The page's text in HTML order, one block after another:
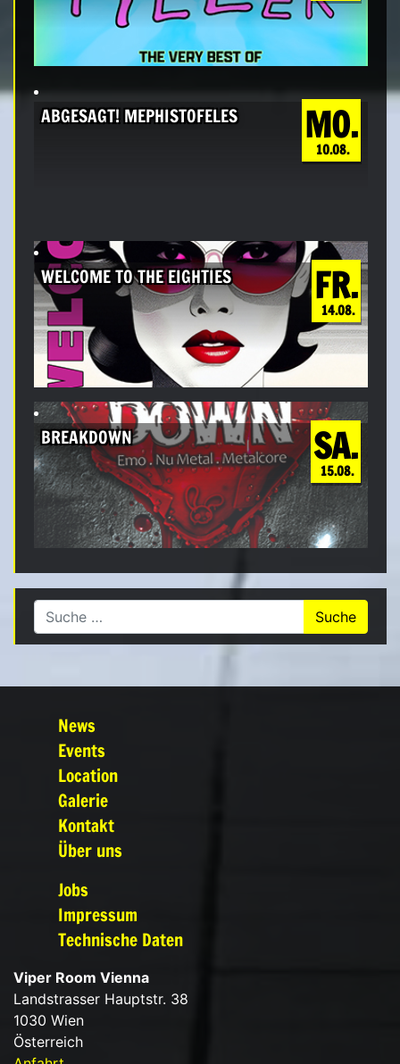
MO.
10.08.
ABGESAGT! MEPHISTOFELES
FR.
14.08.
WELCOME TO THE EIGHTIES
SA.
15.08.
BREAKDOWN
Suche nach:
News
Events
Location
Galerie
Kontakt
Über uns
Jobs
Impressum
Technische Daten
Viper Room Vienna
Landstrasser Hauptstr. 38
1030 Wien
Österreich